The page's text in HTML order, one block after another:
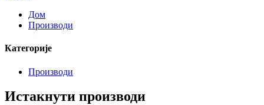
Дом
Производи
Категорије
Производи
Истакнути производи